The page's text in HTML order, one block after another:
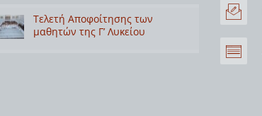
Τελετή Αποφοίτησης των
μαθητών της Γ’ Λυκείου